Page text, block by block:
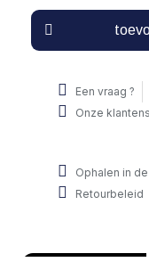
Een vraag ?
Onze
Ophalen in
Retourbeleid